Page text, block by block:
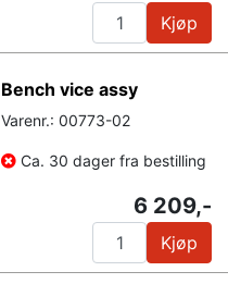
Kjøp
Bench vice assy
Varenr.: 00773-02
Ca. 30 dager fra bestilling
6 209,-
Kjøp